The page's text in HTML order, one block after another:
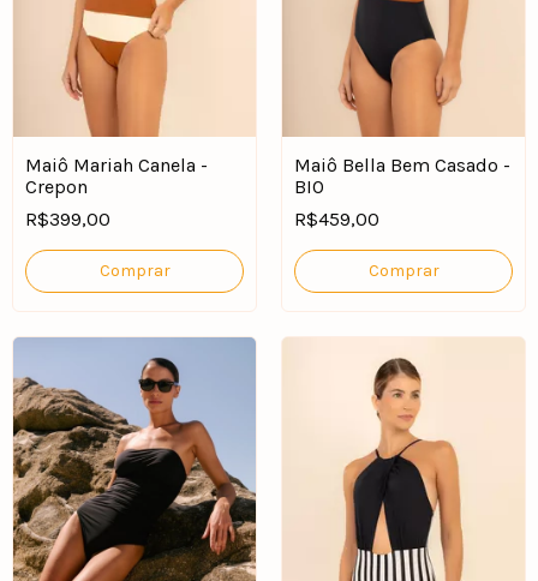
Maiô Mariah Canela -
Crepon
R$399,00
Comprar
Maiô Bella Bem Casado -
BIO
R$459,00
Comprar